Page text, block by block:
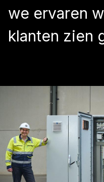
we ervaren
klanten zien